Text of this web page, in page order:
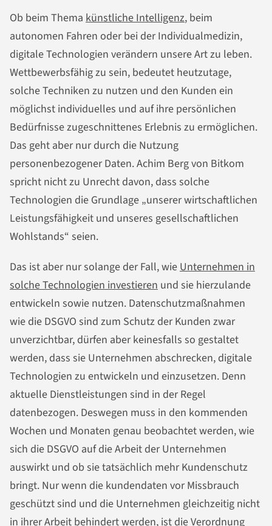
Ob beim Thema künstliche Intelligenz, beim
autonomen Fahren oder bei der Individualmedizin,
digitale Technologien verändern unsere Art zu leben.
Wettbewerbsfähig zu sein, bedeutet heutzutage,
solche Techniken zu nutzen und den Kunden ein
möglichst individuelles und auf ihre persönlichen
Bedürfnisse zugeschnittenes Erlebnis zu ermöglichen.
Das geht aber nur durch die Nutzung
personenbezogener Daten. Achim Berg von Bitkom
spricht nicht zu Unrecht davon, dass solche
Technologien die Grundlage „unserer wirtschaftlichen
Leistungsfähigkeit und unseres gesellschaftlichen
Wohlstands“ seien.
Das ist aber nur solange der Fall, wie Unternehmen in
solche Technologien investieren und sie hierzulande
entwickeln sowie nutzen. Datenschutzmaßnahmen
wie die DSGVO sind zum Schutz der Kunden zwar
unverzichtbar, dürfen aber keinesfalls so gestaltet
werden, dass sie Unternehmen abschrecken, digitale
Technologien zu entwickeln und einzusetzen. Denn
aktuelle Dienstleistungen sind in der Regel
datenbezogen. Deswegen muss in den kommenden
Wochen und Monaten genau beobachtet werden, wie
sich die DSGVO auf die Arbeit der Unternehmen
auswirkt und ob sie tatsächlich mehr Kundenschutz
bringt. Nur wenn die kundendaten vor Missbrauch
geschützt sind und die Unternehmen gleichzeitig nicht
in ihrer Arbeit behindert werden, ist die Verordnung